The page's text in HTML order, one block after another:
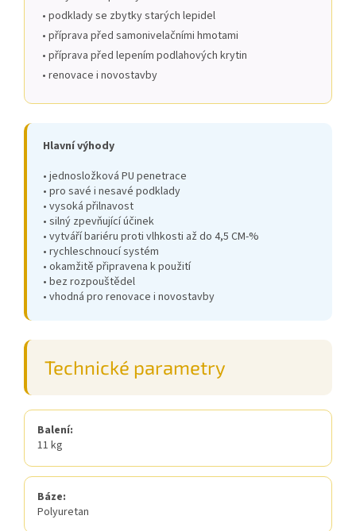
• podklady se zbytky starých lepidel
• příprava před samonivelačními hmotami
• příprava před lepením podlahových krytin
• renovace i novostavby
Hlavní výhody
• jednosložková PU penetrace
• pro savé i nesavé podklady
• vysoká přilnavost
• silný zpevňující účinek
• vytváří bariéru proti vlhkosti až do 4,5 CM-%
• rychleschnoucí systém
• okamžitě připravena k použití
• bez rozpouštědel
• vhodná pro renovace i novostavby
Technické parametry
Balení:
11 kg
Báze:
Polyuretan